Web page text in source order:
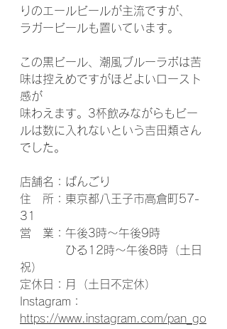
りのエールビールが主流ですが、
ラガービールも置いています。
この黒ビール、潮風ブルーラボは苦
味は控えめですがほどよいロースト
感が
味わえます。3杯飲みながらもビー
ルは数に入れないという吉田類さん
でした。
店舗名：ぱんごり
住　所：東京都八王子市高倉町57-
31
営　業：午後3時〜午後9時
ひる12時〜午後8時（土日
祝）
定休日：月（土日不定休）
Instagram：
https://www.instagram.com/pan_go